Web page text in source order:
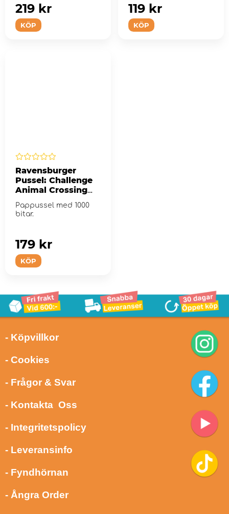
KÖP
219 kr
KÖP
119 kr
Ravensburger
Pussel: Challenge
Animal Crossing
1000 Bitar
Pappussel med 1000
bitar.
KÖP
179 kr
- Köpvillkor
- Cookies
- Frågor & Svar
- Kontakta Oss
- Integritetspolicy
- Leveransinfo
- Fyndhörnan
- Ångra Order